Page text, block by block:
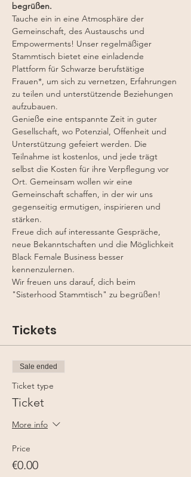
begrüßen.
Tauche ein in eine Atmosphäre der
Gemeinschaft, des Austauschs und
Empowerments! Unser regelmäßiger
Stammtisch bietet eine einladende
Plattform für Schwarze berufstätige
Frauen*, um sich zu vernetzen, Erfahrungen
zu teilen und unterstützende Beziehungen
aufzubauen.
Genieße eine entspannte Zeit in guter
Gesellschaft, wo Potenzial, Offenheit und
Unterstützung gefeiert werden. Die
Teilnahme ist kostenlos, und jede trägt
selbst die Kosten für ihre Verpflegung vor
Ort. Gemeinsam wollen wir eine
Gemeinschaft schaffen, in der wir uns
gegenseitig ermutigen, inspirieren und
stärken.
Freue dich auf interessante Gespräche,
neue Bekanntschaften und die Möglichkeit
Black Female Business besser
kennenzulernen.
Wir freuen uns darauf, dich beim
"Sisterhood Stammtisch" zu begrüßen!
Tickets
Sale ended
Ticket type
Ticket
More info
Price
€0.00